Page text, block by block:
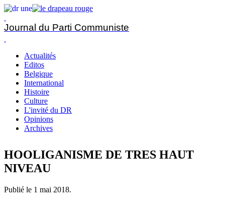
Journal du Parti Communiste
Actualités
Editos
Belgique
International
Histoire
Culture
L'invité du DR
Opinions
Archives
HOOLIGANISME DE TRES HAUT
NIVEAU
Publié le 1 mai 2018.